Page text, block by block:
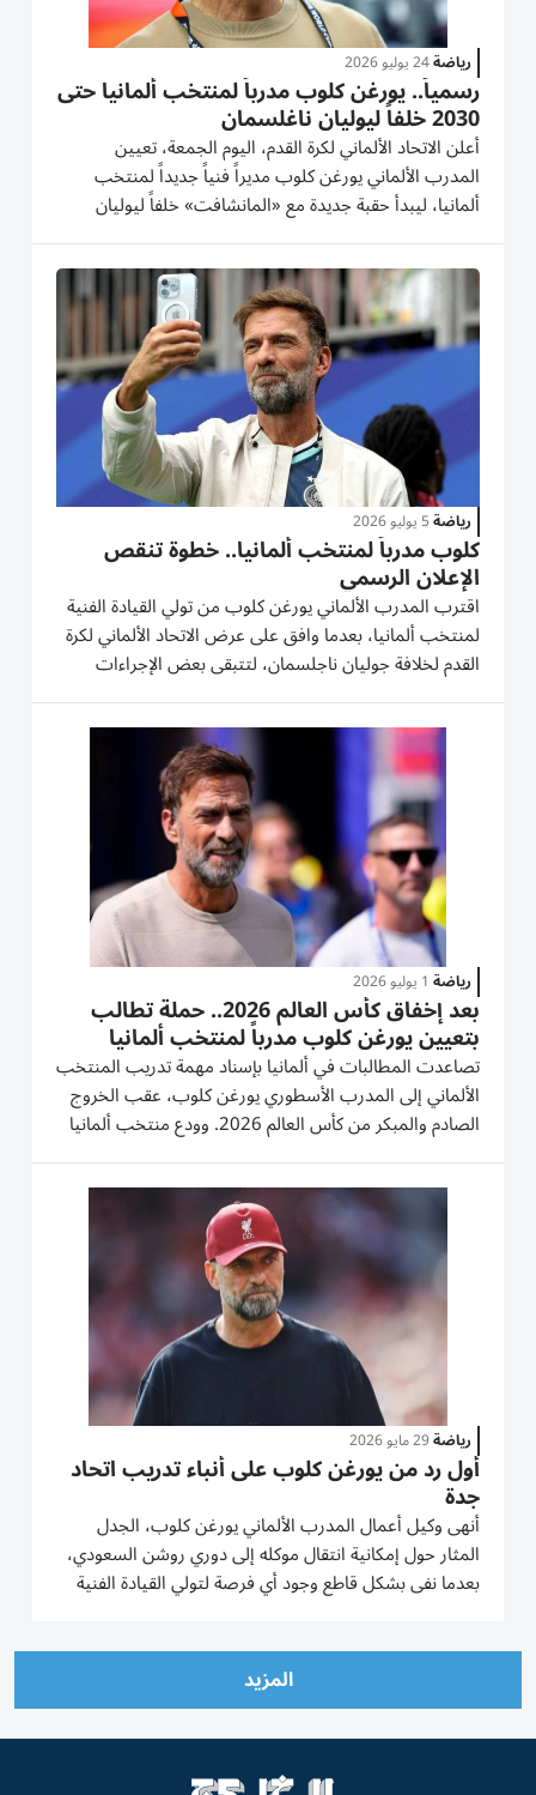
رياضة24 يوليو 2026
رسمياً.. يورغن كلوب مدرباً لمنتخب ألمانيا حتى
2030 خلفاً ليوليان ناغلسمان
أعلن الاتحاد الألماني لكرة القدم، اليوم الجمعة، تعيين
المدرب الألماني يورغن كلوب مديراً فنياً جديداً لمنتخب
ألمانيا، ليبدأ حقبة جديدة مع «المانشافت» خلفاً ليوليان
ناغلسمان، الذي رحل عن منصبه عقب خروج المنتخب
المبكر من كأس العالم 2026. ويبدأ كلوب مهمته الجديدة
بعقد يمتد حتى...
رياضة5 يوليو 2026
كلوب مدرباً لمنتخب ألمانيا.. خطوة تنقص
الإعلان الرسمي
اقترب المدرب الألماني يورغن كلوب من تولي القيادة الفنية
لمنتخب ألمانيا، بعدما وافق على عرض الاتحاد الألماني لكرة
القدم لخلافة جوليان ناجلسمان، لتتبقى بعض الإجراءات
النهائية قبل الإعلان الرسمي عن التعاقد. جاءت موافقة كلوب
بعد نحو عامين من رحيله عن تدريب نادي ليفربول...
رياضة 1 يوليو 2026
بعد إخفاق كأس العالم 2026.. حملة تطالب
بتعيين يورغن كلوب مدرباً لمنتخب ألمانيا
تصاعدت المطالبات في ألمانيا بإسناد مهمة تدريب المنتخب
الألماني إلى المدرب الأسطوري يورغن كلوب، عقب الخروج
الصادم والمبكر من كأس العالم 2026. وودع منتخب ألمانيا
منافسات كأس العالم 2026 من دور الـ32 أمام باراغواي،
في...
رياضة29 مايو 2026
أول رد من يورغن كلوب على أنباء تدريب اتحاد
جدة
أنهى وكيل أعمال المدرب الألماني يورغن كلوب، الجدل
المثار حول إمكانية انتقال موكله إلى دوري روشن السعودي،
بعدما نفى بشكل قاطع وجود أي فرصة لتولي القيادة الفنية
المزيد